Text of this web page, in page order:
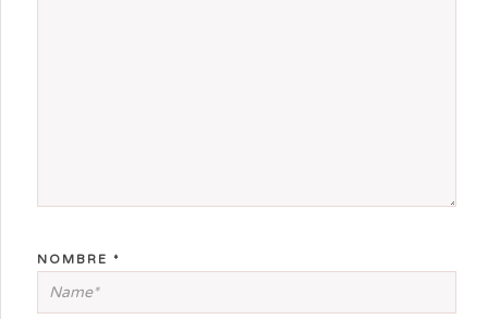
NOMBRE *